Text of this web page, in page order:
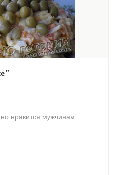
нравится мужчинам....